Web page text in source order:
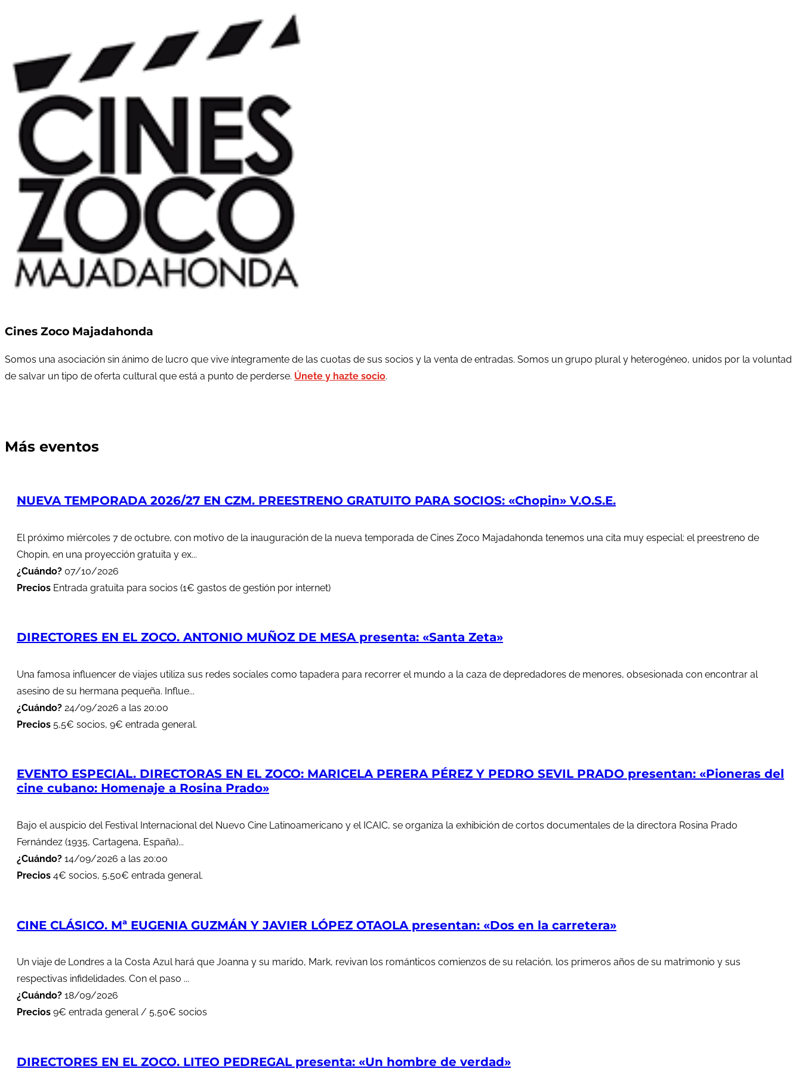
Cines Zoco Majadahonda
Somos una asociación sin ánimo de lucro que vive íntegramente de las cuotas de sus socios y la venta de entradas. Somos un grupo plural y heterogéneo, unidos por la voluntad
de salvar un tipo de oferta cultural que está a punto de perderse. Únete y hazte socio.
Más eventos
NUEVA TEMPORADA 2026/27 EN CZM. PREESTRENO GRATUITO PARA SOCIOS: «Chopin» V.O.S.E.
El próximo miércoles 7 de octubre, con motivo de la inauguración de la nueva temporada de Cines Zoco Majadahonda tenemos una cita muy especial: el preestreno de
Chopin, en una proyección gratuita y ex...
¿Cuándo? 07/10/2026
Precios Entrada gratuita para socios (1€ gastos de gestión por internet)
DIRECTORES EN EL ZOCO. ANTONIO MUÑOZ DE MESA presenta: «Santa Zeta»
Una famosa influencer de viajes utiliza sus redes sociales como tapadera para recorrer el mundo a la caza de depredadores de menores, obsesionada con encontrar al
asesino de su hermana pequeña. Influe...
¿Cuándo? 24/09/2026 a las 20:00
Precios 5,5€ socios, 9€ entrada general.
EVENTO ESPECIAL. DIRECTORAS EN EL ZOCO: MARICELA PERERA PÉREZ Y PEDRO SEVIL PRADO presentan: «Pioneras del
cine cubano: Homenaje a Rosina Prado»
Bajo el auspicio del Festival Internacional del Nuevo Cine Latinoamericano y el ICAIC, se organiza la exhibición de cortos documentales de la directora Rosina Prado
Fernández (1935, Cartagena, España)...
¿Cuándo? 14/09/2026 a las 20:00
Precios 4€ socios, 5,50€ entrada general.
CINE CLÁSICO. Mª EUGENIA GUZMÁN Y JAVIER LÓPEZ OTAOLA presentan: «Dos en la carretera»
Un viaje de Londres a la Costa Azul hará que Joanna y su marido, Mark, revivan los románticos comienzos de su relación, los primeros años de su matrimonio y sus
respectivas infidelidades. Con el paso ...
¿Cuándo? 18/09/2026
Precios 9€ entrada general / 5,50€ socios
DIRECTORES EN EL ZOCO. LITEO PEDREGAL presenta: «Un hombre de verdad»